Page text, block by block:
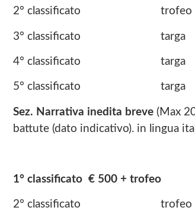
2° classificato trofeo
3° classificato targa
4° classificato targa
5° classificato targa
Sez. Narrativa inedita breve (Max
battute (dato indicativo). in lingua
1° classificato € 500 + trofeo
2° classificato trofeo